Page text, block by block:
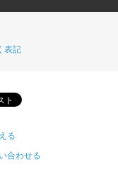
表記
る
合わせる